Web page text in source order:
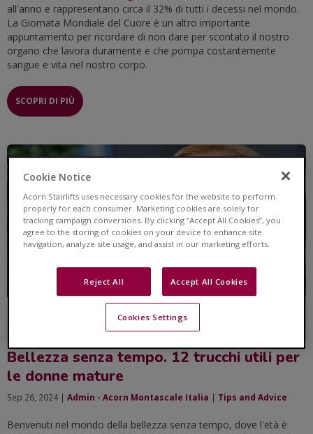
all'anno e rappresentano circa il 32% di tutti i decessi nel mondo.
La Giornata Mondiale del Cuore è un altro importante
appuntamento per ricordare di non dare per scontato il nostro
organo che lavora duramente e che pompa costantemente
sangue e vita nel nostro corpo.
SCOPRI DI PIÙ
Bellezza senza tempo. 12 trucchi utili per
le donne mature
Sep 26, 2024 | Admin - Acorn Montascale Italia | Tips and Advice
Benvenuti nel mondo della bellezza senza tempo, dove l'età è
Cookie Notice
Acorn Stairlifts uses necessary cookies for the website to perform
properly for each consumer. Marketing cookies are solely for
tracking campaign conversions. By clicking “Accept All Cookies”, you
agree to the storing of cookies on your device to enhance site
navigation, analyze site usage, and assist in our marketing efforts.
Reject All Accept All Cookies
Cookies Settings